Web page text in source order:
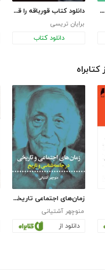
دانلود کتاب چهار اثر از فلورانس اسکاول شین دانلود کتاب قورباقه را قورت بده!
برایان تریسی
دانلود کتاب
زمان‌های اجتماعی تاریخی در جامعه شناسی و تاریخ
منوچهر آشتیانی
دانلود از